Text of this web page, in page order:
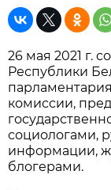
26 мая 2021 г.
Республики
комиссии,
социологами,
информации,
блогерами.